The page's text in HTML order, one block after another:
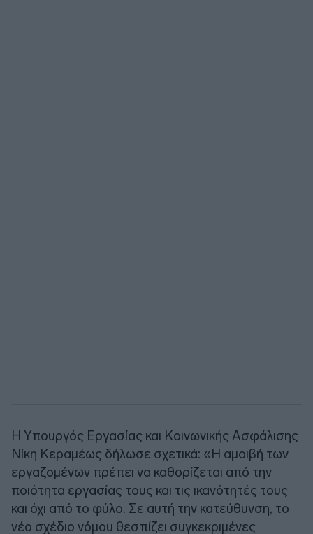
Η Υπουργός Εργασίας και Κοινωνικής Ασφάλισης
Νίκη Κεραμέως δήλωσε σχετικά: «Η αμοιβή των
εργαζομένων πρέπει να καθορίζεται από την
ποιότητα εργασίας τους και τις ικανότητές τους
και όχι από το φύλο. Σε αυτή την κατεύθυνση, το
νέο σχέδιο νόμου θεσπίζει συγκεκριμένες